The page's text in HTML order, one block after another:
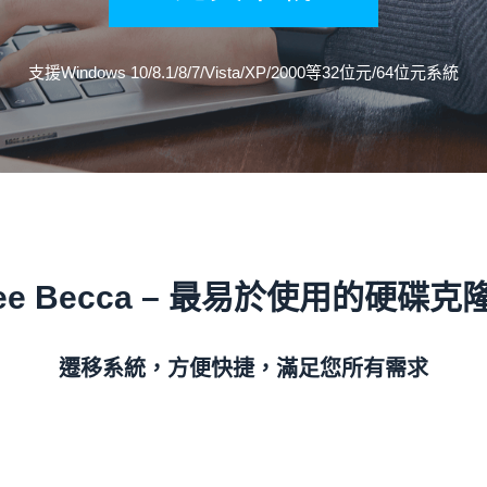
支援Windows 10/8.1/8/7/Vista/XP/2000等32位元/64位元系統
Becca – 最易於使用的硬碟克
遷移系統，方便快捷，滿足您所有需求